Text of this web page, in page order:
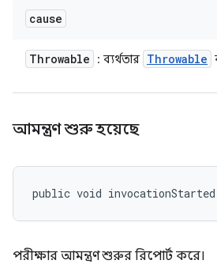
cause
Throwable : ব্যর্থতার Throwable
আমন্ত্রণ শুরু হয়েছে
public void
পরীক্ষার আমন্ত্রণ শুরুর রিপোর্ট করে।